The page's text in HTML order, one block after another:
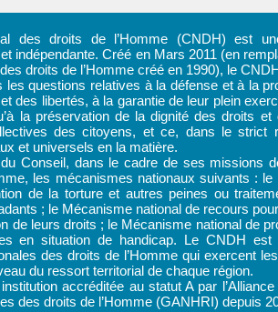
des droits de l’Homme (CNDH) est
indépendante. Créé en Mars 2011 (en
droits de l’Homme créé en 1990), le
les questions relatives à la défense et à la
des libertés, à la garantie de leur plein
la préservation de la dignité des droits et
des citoyens, et ce, dans le strict
et universels en la matière.
Conseil, dans le cadre de ses missions
les mécanismes nationaux suivants : le
de la torture et autres peines ou
; le Mécanisme national de recours
de leurs droits ; le Mécanisme national de
en situation de handicap. Le CNDH est
des droits de l’Homme qui exercent
du ressort territorial de chaque région.
accréditée au statut A par
des droits de l’Homme (GANHRI) depuis